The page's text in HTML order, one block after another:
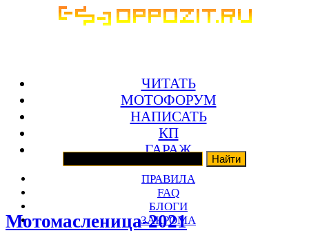
ЧИТАТЬ
МОТОФОРУМ
НАПИСАТЬ
КП
ГАРАЖ
ПРАВИЛА
FAQ
БЛОГИ
ЗАКРОМА
Мотомасленица-2021